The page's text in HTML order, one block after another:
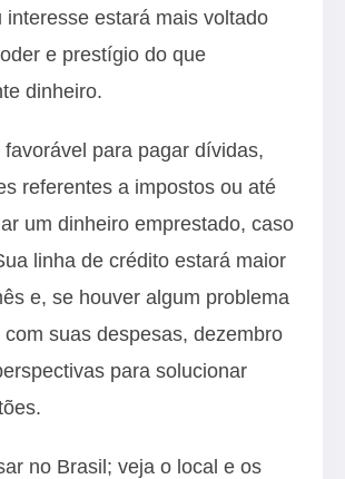
interesse estará mais voltado
e prestígio do que
dinheiro.
favorável para pagar dívidas,
referentes a impostos ou até
um dinheiro emprestado, caso
linha de crédito estará maior
e, se houver algum problema
com suas despesas, dezembro
para solucionar
no Brasil; veja o local e os